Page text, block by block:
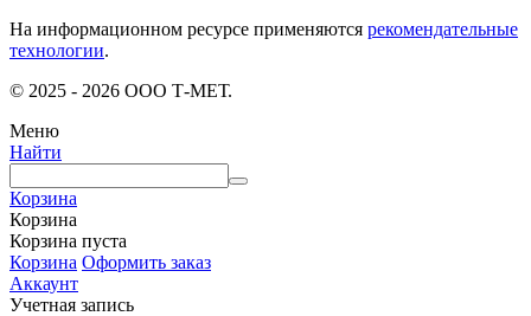
На информационном ресурсе применяются рекомендательные
технологии.
© 2025 - 2026 ООО Т-МЕТ.
Меню
Найти
Корзина
Корзина
Корзина пуста
Корзина Оформить заказ
Аккаунт
Учетная запись